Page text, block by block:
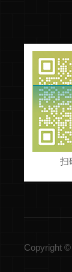
扫
Copyright